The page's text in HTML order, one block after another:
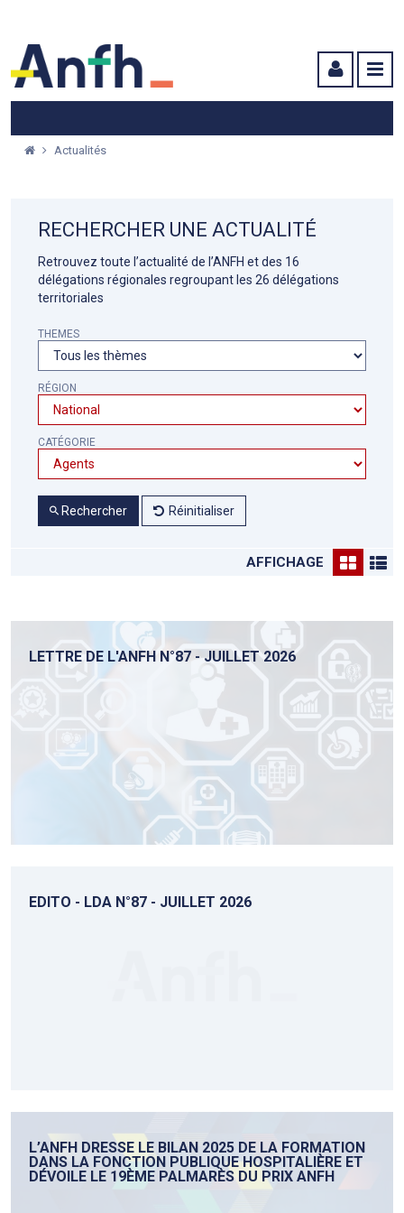
Actualités
RECHERCHER UNE ACTUALITÉ
Retrouvez toute l’actualité de l’ANFH et des 16
délégations régionales regroupant les 26 délégations
territoriales
THEMES
RÉGION
CATÉGORIE
Rechercher Réinitialiser
AFFICHAGE
LETTRE DE L'ANFH N°87 - JUILLET 2026
EDITO - LDA N°87 - JUILLET 2026
L’ANFH DRESSE LE BILAN 2025 DE LA FORMATION
DANS LA FONCTION PUBLIQUE HOSPITALIÈRE ET
DÉVOILE LE 19ÈME PALMARÈS DU PRIX ANFH